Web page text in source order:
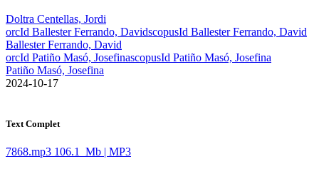
Doltra Centellas, Jordi
orcId Ballester Ferrando, DavidscopusId Ballester Ferrando, David
Ballester Ferrando, David
orcId Patiño Masó, JosefinascopusId Patiño Masó, Josefina
Patiño Masó, Josefina
​ 2024-10-17
Text Complet
7868.mp3 106.1 Mb | MP3